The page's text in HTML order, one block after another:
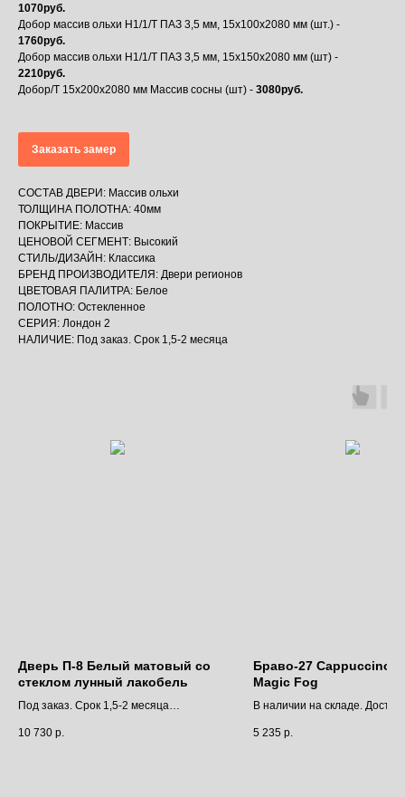
1070руб.
Добор массив ольхи Н1/1/Т ПАЗ 3,5 мм, 15х100х2080 мм (шт.) -
1760руб.
Добор массив ольхи Н1/1/Т ПАЗ 3,5 мм, 15х150х2080 мм (шт) -
2210руб.
Добор/Т 15х200х2080 мм Массив сосны (шт) - 3080руб.
Заказать замер
СОСТАВ ДВЕРИ: Массив ольхи
ТОЛЩИНА ПОЛОТНА: 40мм
ПОКРЫТИЕ: Массив
ЦЕНОВОЙ СЕГМЕНТ: Высокий
СТИЛЬ/ДИЗАЙН: Классика
БРЕНД ПРОИЗВОДИТЕЛЯ: Двери регионов
ЦВЕТОВАЯ ПАЛИТРА: Белое
ПОЛОТНО: Остекленное
СЕРИЯ: Лондон 2
НАЛИЧИЕ: Под заказ. Срок 1,5-2 месяца
Дверь П-8 Белый матовый со
стеклом лунный лакобель
Под заказ. Срок 1,5-2 месяца
10 730 р.
Браво-27 Cappuccino
Magic Fog
В наличии на складе.
Цена за полотно
5 235 р.